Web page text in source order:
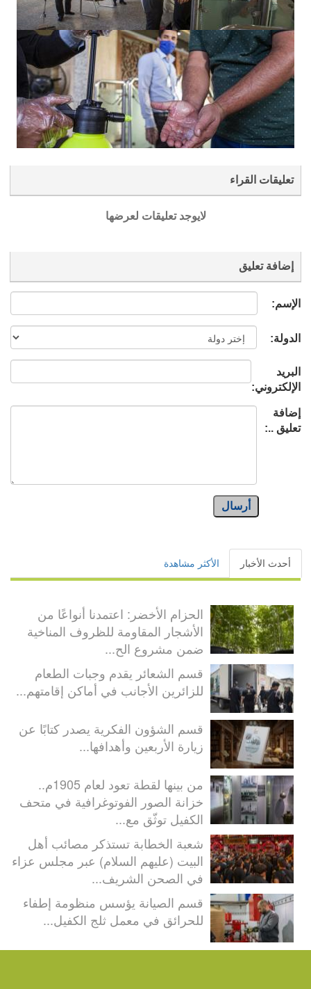
تعليقات القراء
لايوجد تعليقات لعرضها
إضافة تعليق
الإسم:
الدولة:
البريد
الإلكتروني:
إضافة
تعليق ..:
أرسال
أحدث الأخبار الأكثر مشاهدة
الحزام الأخضر: اعتمدنا أنواعًا من
الأشجار المقاومة للظروف المناخية
ضمن مشروع الح...
قسم الشعائر يقدم وجبات الطعام
للزائرين الأجانب في أماكن إقامتهم...
قسم الشؤون الفكرية يصدر كتابًا عن
زيارة الأربعين وأهدافها...
من بينها لقطة تعود لعام 1905م..
خزانة الصور الفوتوغرافية في متحف
الكفيل توثّق مع...
شعبة الخطابة تستذكر مصائب أهل
البيت (عليهم السلام) عبر مجلس عزاء
في الصحن الشريف...
قسم الصيانة يؤسس منظومة إطفاء
للحرائق في معمل ثلج الكفيل...